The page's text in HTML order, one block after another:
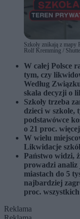
Szkoły znikają z
Rolf Kremming /
W całej Polsce
tym, czy
Według
skala decyzji o
Szkoły trzeba
dzieci w szkole,
podstawówce
o 21 proc.
W wielu
Likwidacje
Państwo widzi,
prowadzi analiz
miastach do 5
najbardziej
proc.
Reklama